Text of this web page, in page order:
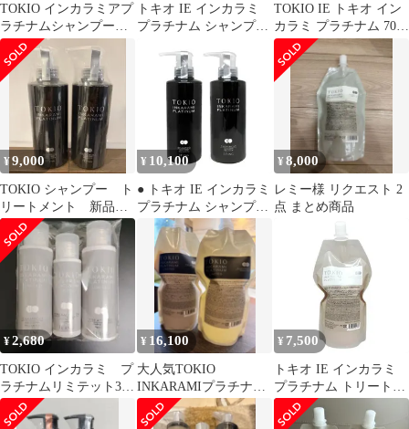
TOKIO インカラミアプ
ラチナムシャンプー&
トリートメント
トキオ IE インカラミ
プラチナム シャンプー
専売 美容室 美容院 サ
ロン 専売 ドクタージュ
ニア TOKIO Dr Jr
TOKIO IE トキオ イン
カラミ プラチナム 700
セット
¥9,000
TOKIO シャンプー ト
リートメント 新品未
使用 トキオ
¥ 10,100
● トキオ IE インカラミ
プラチナム シャンプー
400ml + トリートメン
ト 400g セット シルバ
ー 美容室専売 美容室
美容院 サロン 専売
TOKIO Dr Jr
¥8,000
レミー様 リクエスト 2
点 まとめ商品
¥2,680
TOKIO インカラミ プ
ラチナムリミテット3点
セット
¥ 16,100
大人気TOKIO
INKARAMIプラチナム
LIMITED sh & tr
¥ 7,500
トキオ IE インカラミ
プラチナム トリートメ
ント 700g シルバー 詰
め替え レフィル 美容室